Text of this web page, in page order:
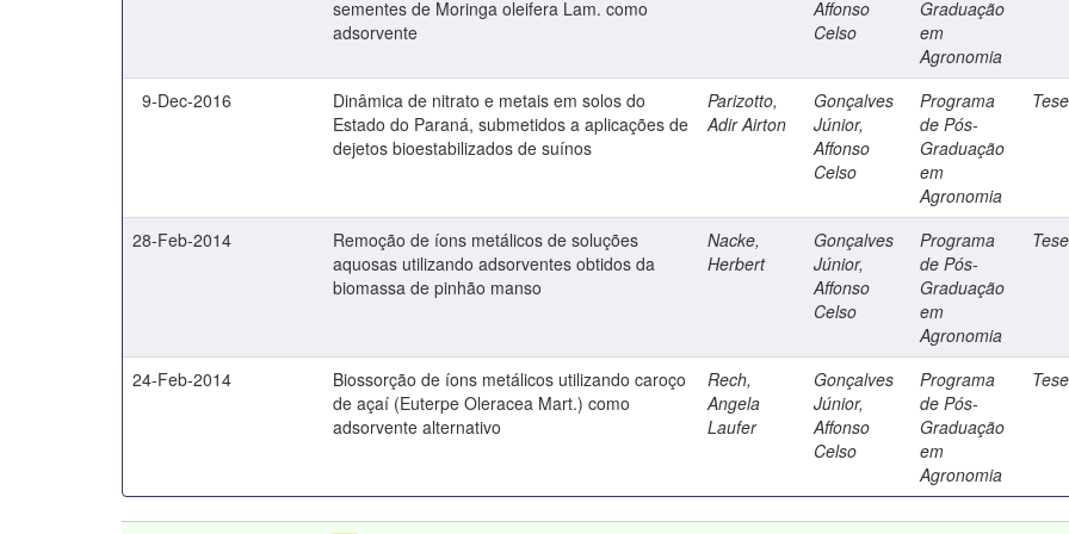
sementes de Moringa oleifera Lam. como
adsorvente
Affonso
Celso
Graduação
em
Agronomia
9-Dec-2016
Dinâmica de nitrato e metais em solos do
Estado do Paraná, submetidos a aplicações de
dejetos bioestabilizados de suínos
Parizotto,
Adir Airton
Gonçalves
Júnior,
Affonso
Celso
Programa
de Pós-
Graduação
em
Agronomia
Tese
28-Feb-2014
Remoção de íons metálicos de soluções
aquosas utilizando adsorventes obtidos da
biomassa de pinhão manso
Nacke,
Herbert
Gonçalves
Júnior,
Affonso
Celso
Programa
de Pós-
Graduação
em
Agronomia
Tese
24-Feb-2014
Biossorção de íons metálicos utilizando caroço
de açaí (Euterpe Oleracea Mart.) como
adsorvente alternativo
Rech,
Angela
Laufer
Gonçalves
Júnior,
Affonso
Celso
Programa
de Pós-
Graduação
em
Agronomia
Tese